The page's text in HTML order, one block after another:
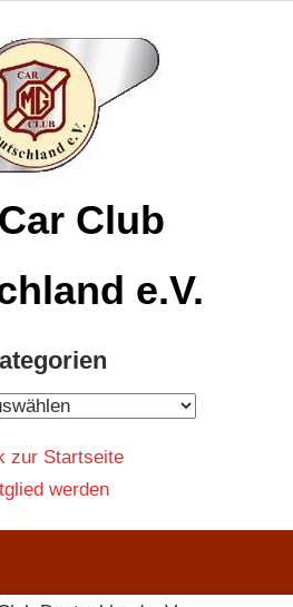
Club
e.V.
zur Startseite
werden